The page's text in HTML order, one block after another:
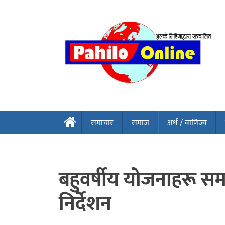
समाचार समाज अर्थ / वाणिज्य
बहुवर्षीय योजनाहरू
निर्देशन